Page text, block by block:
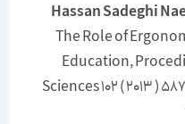
Hassan
The Role of
Education,
Sciences 102 (